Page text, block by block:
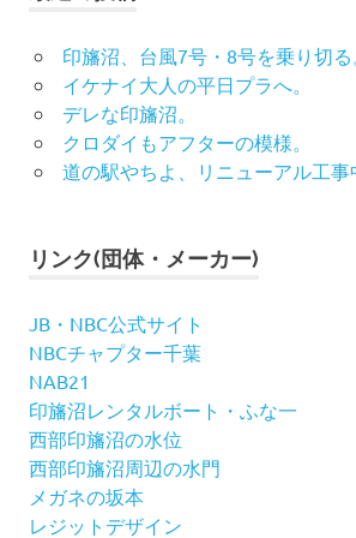
印旛沼、台風7号・8号を乗り切る
イケナイ大人の平日プラへ。
デレな印旛沼。
クロダイもアフターの模様。
道の駅やちよ、リニューアル工事
リンク(団体・メーカー)
JB・NBC公式サイト
NBCチャプター千葉
NAB21
印旛沼レンタルボート・ふな一
西部印旛沼の水位
西部印旛沼周辺の水門
メガネの坂本
レジットデザイン